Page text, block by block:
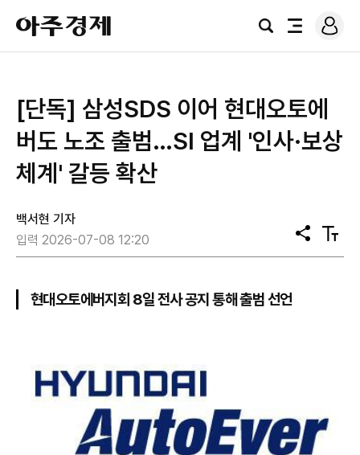
아
주
경
검
전
로
그
[단독] 삼성SDS 이어 현대오토에
버도 노조 출범…SI 업계 '인사·보상
체계' 갈등 확산
백서현 기자
입력 2026-07-08 12:20
공
유
텍
스
현대오토에버지회 8일 전사 공지 통해 출범 선언